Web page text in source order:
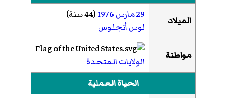
الميلاد 29 مارس 1976(44 سنة)
لوس أنجلوس
مواطنة
الولايات المتحدة
الحياة العملية